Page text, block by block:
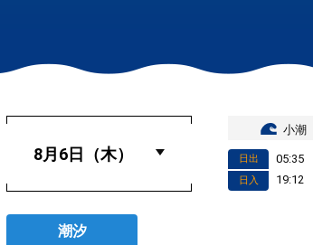
小潮
日出 05:35
日入 19:12
潮汐